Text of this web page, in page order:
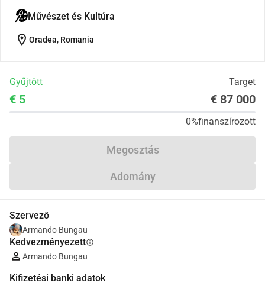
Művészet és Kultúra
location_on Oradea, Romania
Gyűjtött Target
€ 5 € 87 000
0%finanszírozott
Megosztás
Adomány
Szervező
Armando Bungau
Kedvezményezettinfo
Armando Bungau
Kifizetési banki adatok